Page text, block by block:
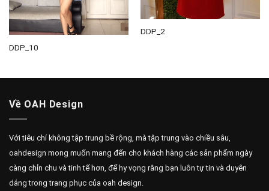
DDP_10
DDP_2
Về OAH Design
Với tiêu chí không tập trung bề rộng, mà tập trung vào chiều sâu,
oahdesign mong muốn mang đến cho khách hàng các sản phẩm ngày
càng chỉn chu và tinh tế hơn, để hy vọng rằng bạn luôn tự tin và duyên
dáng trong trang phục của oah design.